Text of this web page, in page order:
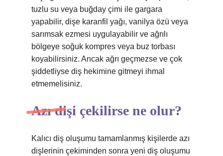
tuzlu su veya buğday çimi ile gargara
yapabilir, dişe karanfil yağı, vanilya özü veya
sarımsak ezmesi uygulayabilir ve ağrılı
bölgeye soğuk kompres veya buz torbası
koyabilirsiniz. Ancak ağrı geçmezse ve çok
şiddetliyse diş hekimine gitmeyi ihmal
etmemelisiniz.
Azı dişi çekilirse ne olur?
Kalıcı diş oluşumu tamamlanmış kişilerde azı
dişlerinin çekiminden sonra yeni diş oluşumu